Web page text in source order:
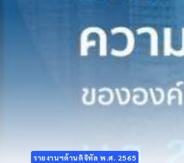
รายงานฯด้านดิจิทัล พ.ศ. 2565